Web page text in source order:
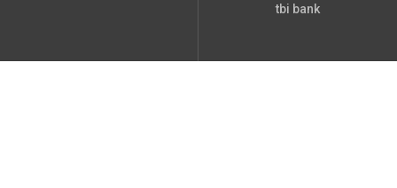
tbi bank